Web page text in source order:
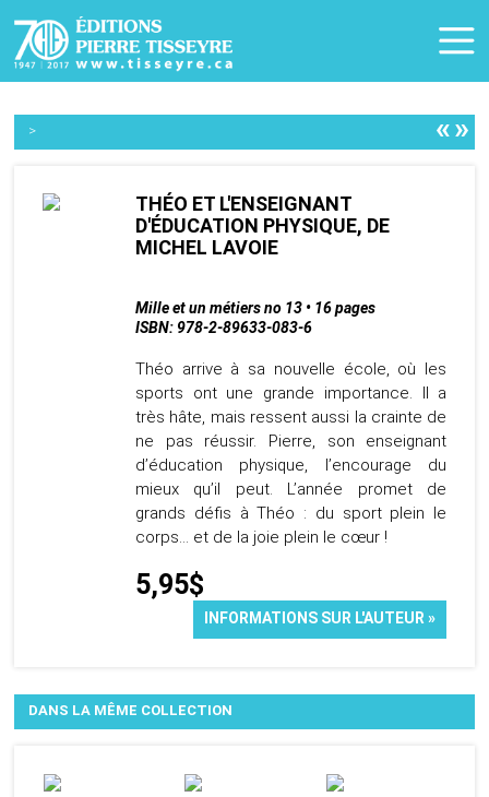
> «»
THÉO ET L'ENSEIGNANT
D'ÉDUCATION PHYSIQUE, DE
MICHEL LAVOIE
Mille et un métiers no 13 • 16 pages
ISBN: 978-2-89633-083-6
Théo arrive à sa nouvelle école, où les
sports ont une grande importance. Il a
très hâte, mais ressent aussi la crainte de
ne pas réussir. Pierre, son enseignant
d’éducation physique, l’encourage du
mieux qu’il peut. L’année promet de
grands défis à Théo : du sport plein le
corps… et de la joie plein le cœur !
5,95$
INFORMATIONS SUR L'AUTEUR »
DANS LA MÊME COLLECTION